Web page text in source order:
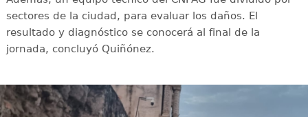
sectores de la ciudad, para evaluar los daños. El
resultado y diagnóstico se conocerá al final de la
jornada, concluyó Quiñónez.